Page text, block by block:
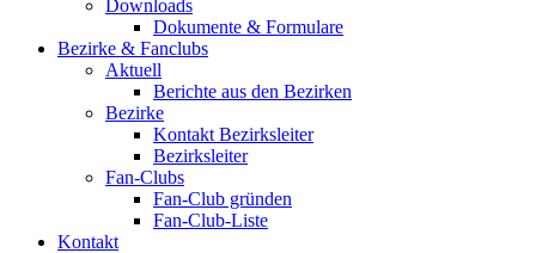
Downloads
Dokumente & Formulare
Bezirke & Fanclubs
Aktuell
Berichte aus den Bezirken
Bezirke
Kontakt Bezirksleiter
Bezirksleiter
Fan-Clubs
Fan-Club gründen
Fan-Club-Liste
Kontakt